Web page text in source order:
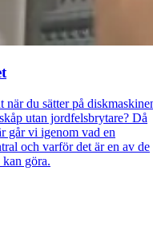
du sätter på
utan jordfelsbrytare? Då
går vi igenom vad en
och varför det är en av de
göra.